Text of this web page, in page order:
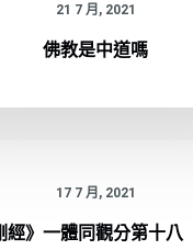
21 7 月, 2021
佛教是中道嗎
17 7 月, 2021
經》一體同觀分第十八